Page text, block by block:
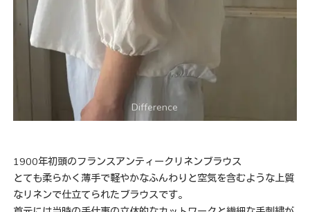
1900年初頭のフランスアンティークリネンブラウス
とても柔らかく薄手で軽やかなふんわりと空気を含むような上質
なリネンで仕立てられたブラウスです。